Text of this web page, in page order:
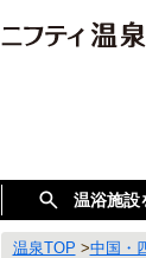
温浴施設
温泉TOP >中国・